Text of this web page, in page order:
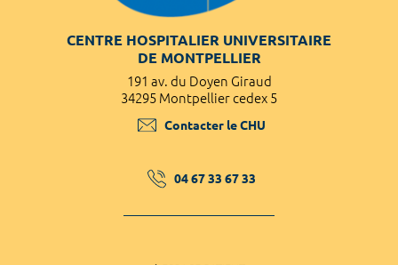
CENTRE HOSPITALIER UNIVERSITAIRE
DE MONTPELLIER
191 av. du Doyen Giraud
34295 Montpellier cedex 5
Contacter le CHU
04 67 33 67 33